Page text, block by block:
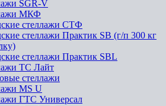
SGR-V
МКФ
стеллажи СТФ
стеллажи Практик SB (г/п 300 кг
стеллажи Практик SBL
ТС Лайт
стеллажи
MS U
ГТС Универсал